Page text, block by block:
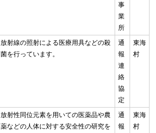
事
業
所
放射線の照射による医療用具などの殺
菌を行っています。
通
報
連
絡
協
定
東海
村
放射性同位元素を用いての医薬品や農
薬などの人体に対する安全性の研究を
通
報
東海
村